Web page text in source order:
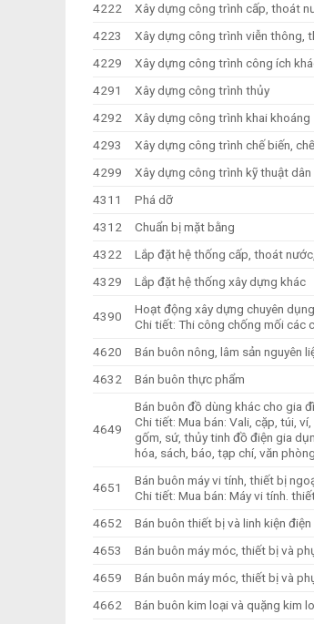
4222
Xây dựng công trình cấp, thoát
4223
Xây dựng công trình viễn thông,
4229
Xây dựng công trình công ích
4291
Xây dựng công trình thủy
4292
Xây dựng công trình khai khoáng
4293
Xây dựng công trình chế biến,
4299
Xây dựng công trình kỹ thuật
4311
Phá dỡ
4312
Chuẩn bị mặt bằng
4322
Lắp đặt hệ thống cấp, thoát
4329
Lắp đặt hệ thống xây dựng khác
4390
Hoạt động xây dựng chuyên
Chi tiết: Thi công chống mối các
4620
Bán buôn nông, lâm sản nguyên
4632
Bán buôn thực phẩm
4649
Bán buôn đồ dùng khác cho gia
Chi tiết: Mua bán: Vali, cặp, túi,
gốm, sứ, thủy tinh đồ điện gia
hóa, sách, báo, tạp chí, văn
4651
Bán buôn máy vi tính, thiết bị
Chi tiết: Mua bán: Máy vi tính.
4652
Bán buôn thiết bị và linh kiện
4653
Bán buôn máy móc, thiết bị và
4659
Bán buôn máy móc, thiết bị và
4662
Bán buôn kim loại và quặng kim